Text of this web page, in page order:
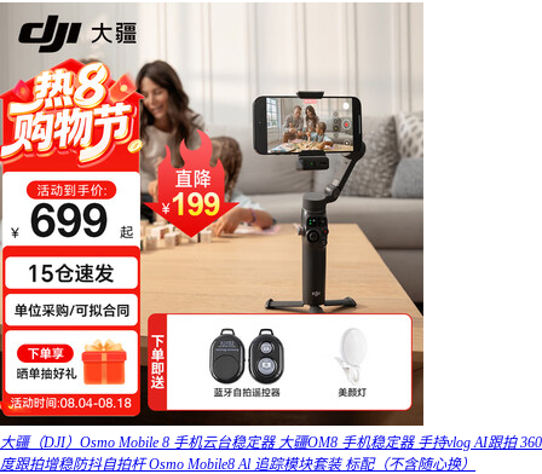
大疆（DJI）Osmo Mobile 8 手机云台稳定器 大疆OM8 手机稳定器 手持vlog AI跟拍 360
度跟拍增稳防抖自拍杆 Osmo Mobile8 Al 追踪模块套装 标配（不含随心换）